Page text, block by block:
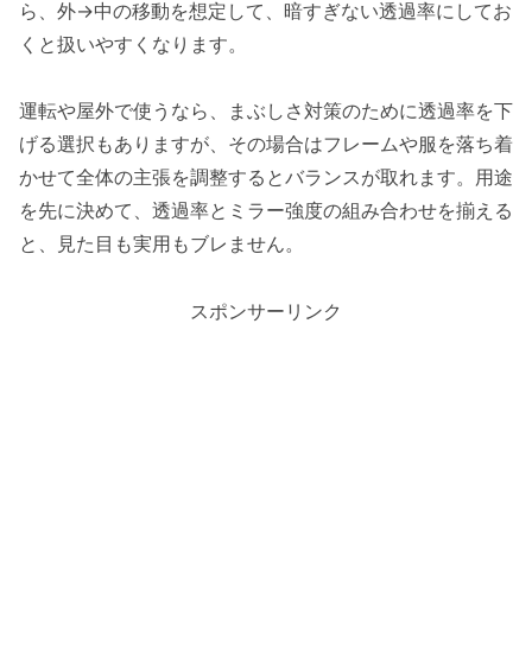
ら、外→中の移動を想定して、暗すぎない透過率にしてお
くと扱いやすくなります。
運転や屋外で使うなら、まぶしさ対策のために透過率を下
げる選択もありますが、その場合はフレームや服を落ち着
かせて全体の主張を調整するとバランスが取れます。用途
を先に決めて、透過率とミラー強度の組み合わせを揃える
と、見た目も実用もブレません。
スポンサーリンク